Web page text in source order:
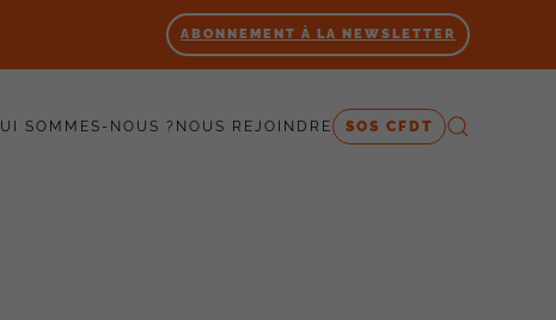
ABONNEMENT À LA NEWSLETTER
SOMMES-NOUS ? NOUS REJOINDRE SOS CFDT